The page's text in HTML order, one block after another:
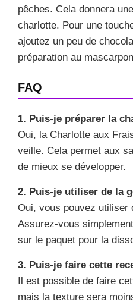
pêches. Cela donnera
charlotte. Pour une
ajoutez un peu de
préparation au
FAQ
1. Puis-je préparer la
Oui, la Charlotte aux
veille. Cela permet aux
de mieux se développer.
2. Puis-je utiliser de la
Oui, vous pouvez utiliser
Assurez-vous
sur le paquet pour la
3. Puis-je faire cette
Il est possible de faire
mais la texture sera